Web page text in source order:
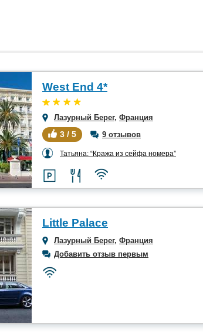
West End 4*
Лазурный Берег, Франция
3 / 5 9 отзывов
Татьяна: “Кража из сейфа номера”
Little Palace
Лазурный Берег, Франция
Добавить отзыв первым